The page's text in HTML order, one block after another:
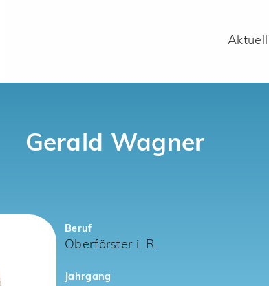
Aktuell
Gerald Wagner
Beruf
Oberförster i. R.
Jahrgang